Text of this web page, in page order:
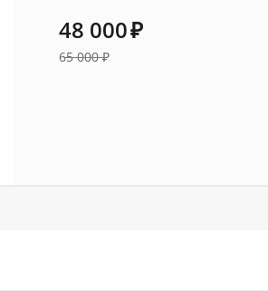
48 000₽
65 000 ₽